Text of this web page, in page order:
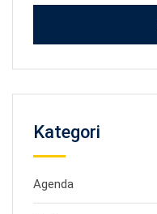
Kategori
Agenda